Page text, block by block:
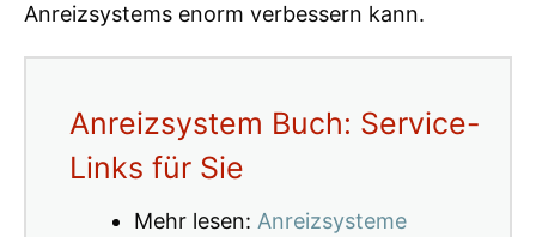
Anreizsystems enorm verbessern kann.
Anreizsystem Buch: Service-
Links für Sie
Mehr lesen: Anreizsysteme